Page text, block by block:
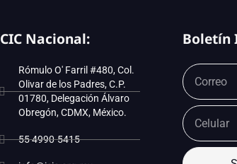
Nacional:
Rómulo O' Farril #480, Col.
Olivar de los Padres, C.P.
01780, Delegación Álvaro
Obregón, CDMX, México.
55 4990-5415
Boletín